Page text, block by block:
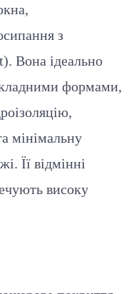
з
Вона ідеально
формами,
мінімальну
Її відмінні
високу